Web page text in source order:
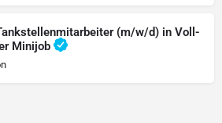
(m/w/d) in Voll-
Minijob